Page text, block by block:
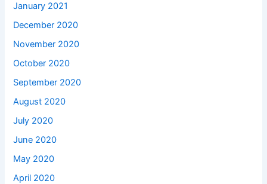
January 2021
December 2020
November 2020
October 2020
September 2020
August 2020
July 2020
June 2020
May 2020
April 2020